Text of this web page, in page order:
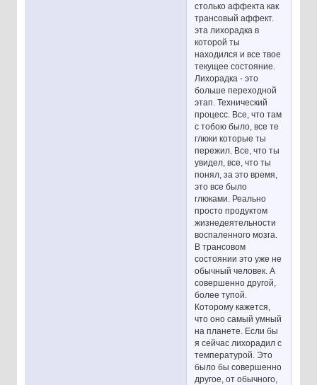
столько аффекта как
трансовый аффект.
эта лихорадка в
которой ты
находился и все твое
текущее состояние.
Лихорадка - это
больше переходной
этап. Технический
процесс. Все, что там
с тобою было, все те
глюки которые ты
пережил. Все, что ты
увидел, все, что ты
понял, за это время,
это все было
глюками. Реально
просто продуктом
жизнедеятельности
воспаленного мозга.
В трансовом
состоянии это уже не
обычный человек. А
совершенно другой,
более тупой.
Которому кажется,
что оно самый умный
на планете. Если бы
я сейчас лихорадил с
температурой. Это
было бы совершенно
другое, от обычного,